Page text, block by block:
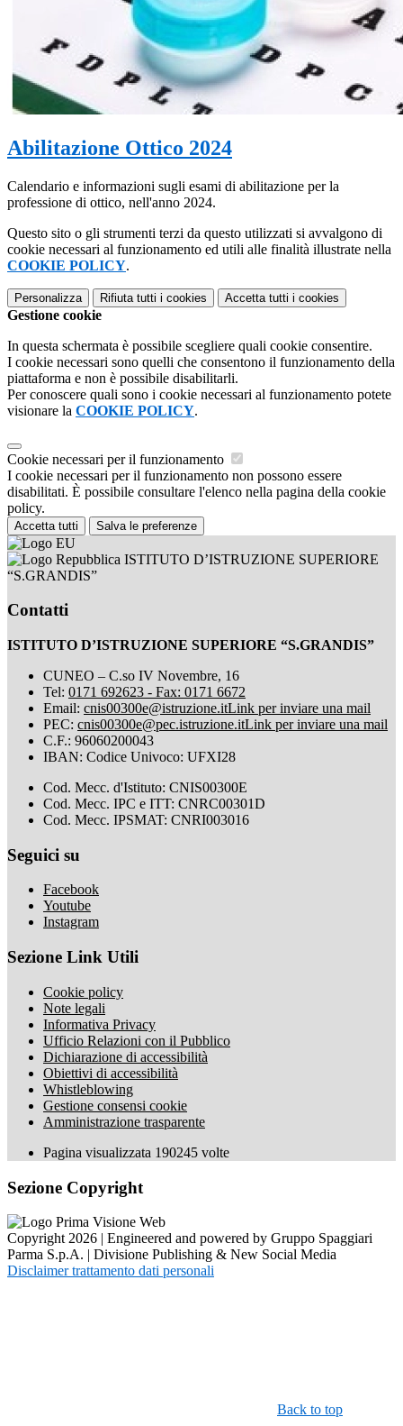
Abilitazione Ottico 2024
Calendario e informazioni sugli esami di abilitazione per la
professione di ottico, nell'anno 2024.
Questo sito o gli strumenti terzi da questo utilizzati si avvalgono di
cookie necessari al funzionamento ed utili alle finalità illustrate nella
COOKIE POLICY.
Personalizza Rifiuta tutti i cookies Accetta tutti i cookies
Gestione cookie
In questa schermata è possibile scegliere quali cookie consentire.
I cookie necessari sono quelli che consentono il funzionamento della
piattaforma e non è possibile disabilitarli.
Per conoscere quali sono i cookie necessari al funzionamento potete
visionare la COOKIE POLICY.
Cookie necessari per il funzionamento
I cookie necessari per il funzionamento non possono essere
disabilitati. È possibile consultare l'elenco nella pagina della cookie
policy.
Accetta tutti Salva le preferenze
ISTITUTO D’ISTRUZIONE SUPERIORE
“S.GRANDIS”
Contatti
ISTITUTO D’ISTRUZIONE SUPERIORE “S.GRANDIS”
CUNEO – C.so IV Novembre, 16
Tel: 0171 692623 - Fax: 0171 6672
Email: cnis00300e@istruzione.itLink per inviare una mail
PEC: cnis00300e@pec.istruzione.itLink per inviare una mail
C.F.: 96060200043
IBAN: Codice Univoco: UFXI28
Cod. Mecc. d'Istituto: CNIS00300E
Cod. Mecc. IPC e ITT: CNRC00301D
Cod. Mecc. IPSMAT: CNRI003016
Seguici su
Facebook
Youtube
Instagram
Sezione Link Utili
Cookie policy
Note legali
Informativa Privacy
Ufficio Relazioni con il Pubblico
Dichiarazione di accessibilità
Obiettivi di accessibilità
Whistleblowing
Gestione consensi cookie
Amministrazione trasparente
Pagina visualizzata 190245 volte
Sezione Copyright
Copyright 2026 | Engineered and powered by Gruppo Spaggiari
Parma S.p.A. | Divisione Publishing & New Social Media
Disclaimer trattamento dati personali
Back to top